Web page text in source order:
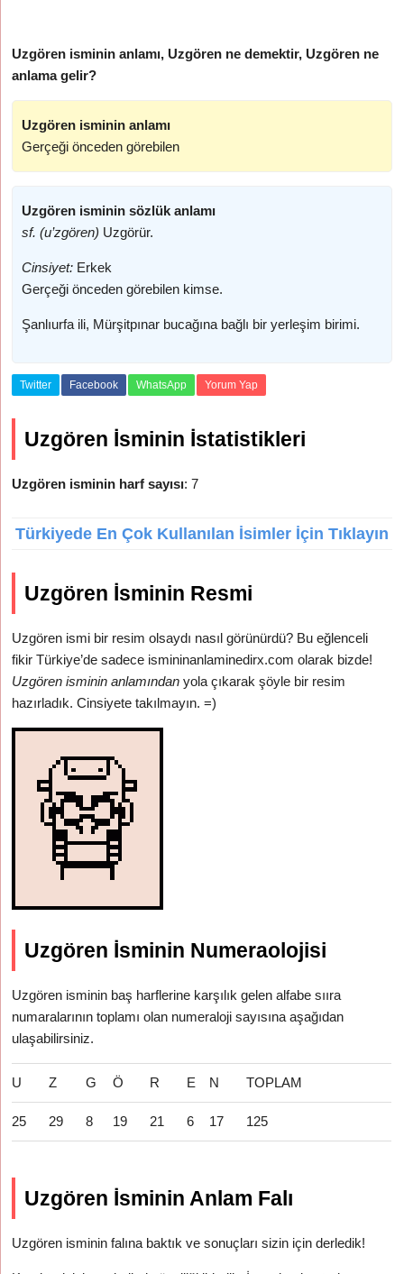
Uzgören isminin anlamı, Uzgören ne demektir, Uzgören ne
anlama gelir?
Uzgören isminin anlamı
Gerçeği önceden görebilen
Uzgören isminin sözlük anlamı
sf. (u’zgören) Uzgörür.
Cinsiyet: Erkek
Gerçeği önceden görebilen kimse.
Şanlıurfa ili, Mürşitpınar bucağına bağlı bir yerleşim birimi.
Twitter Facebook WhatsApp Yorum Yap
Uzgören İsminin İstatistikleri
Uzgören isminin harf sayısı: 7
Türkiyede En Çok Kullanılan İsimler İçin Tıklayın
Uzgören İsminin Resmi
Uzgören ismi bir resim olsaydı nasıl görünürdü? Bu eğlenceli
fikir Türkiye’de sadece ismininanlaminedirx.com olarak bizde!
Uzgören isminin anlamından yola çıkarak şöyle bir resim
hazırladık. Cinsiyete takılmayın. =)
Uzgören İsminin Numeraolojisi
Uzgören isminin baş harflerine karşılık gelen alfabe sııra
numaralarının toplamı olan numeraloji sayısına aşağıdan
ulaşabilirsiniz.
U Z G Ö R E N TOPLAM
25 29 8 19 21 6 17 125
Uzgören İsminin Anlam Falı
Uzgören isminin falına baktık ve sonuçları sizin için derledik!